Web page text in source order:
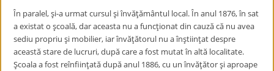
În paralel, şi-a urmat cursul şi învăţământul local. În anul 1876, în sat
a existat o şcoală, dar aceasta nu a funcţionat din cauză că nu avea
sediu propriu şi mobilier, iar învăţătorul nu a înştiinţat despre
această stare de lucruri, după care a fost mutat în altă localitate.
Şcoala a fost reînfiinţată după anul 1886, cu un învăţător şi aproape